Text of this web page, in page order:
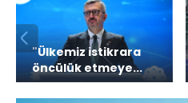
"Ülkemiz istikrara
öncülük etmeye...